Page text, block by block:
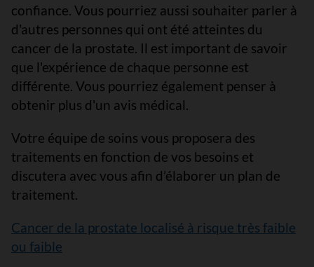
confiance. Vous pourriez aussi souhaiter parler à
d'autres personnes qui ont été atteintes du
cancer de la prostate. Il est important de savoir
que l'expérience de chaque personne est
différente. Vous pourriez également penser à
obtenir plus d'un avis médical.
Votre équipe de soins vous proposera des
traitements en fonction de vos besoins et
discutera avec vous afin d’élaborer un plan de
traitement.
Cancer de la prostate localisé à risque très faible
ou faible